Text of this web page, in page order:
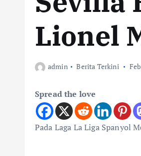
Lionel
admin Berita Terkini
Spread the love
Pada Laga La Liga Spanyol